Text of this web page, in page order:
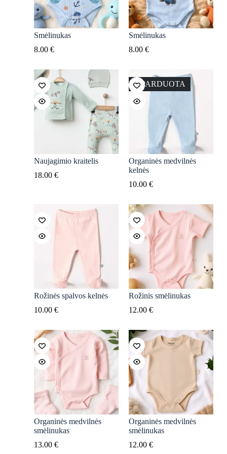
Smėlinukas
8.00 €
Smėlinukas
8.00 €
Naujagimio kraitelis
18.00 €
IŠPARDUOTA
Organinės medvilnės
kelnės
10.00 €
Rožinės spalvos kelnės
10.00 €
Rožinis smėlinukas
12.00 €
Organinės medvilnės
smėlinukas
13.00 €
Organinės medvilnės
smėlinukas
12.00 €